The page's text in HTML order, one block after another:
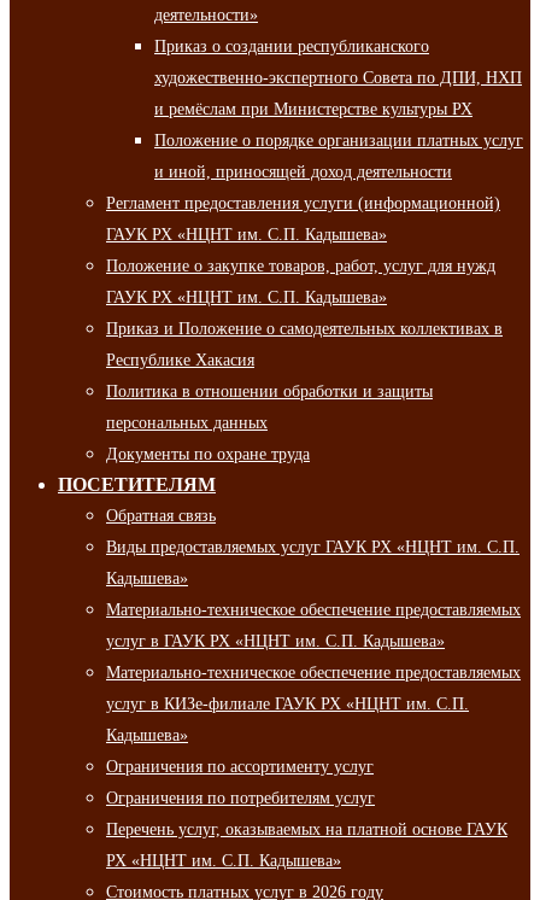
деятельности»
Приказ о создании республиканского
художественно-экспертного Совета по ДПИ, НХП
и ремёслам при Министерстве культуры РХ
Положение о порядке организации платных услуг
и иной, приносящей доход деятельности
Регламент предоставления услуги (информационной)
ГАУК РХ «НЦНТ им. С.П. Кадышева»
Положение о закупке товаров, работ, услуг для нужд
ГАУК РХ «НЦНТ им. С.П. Кадышева»
Приказ и Положение о самодеятельных коллективах в
Республике Хакасия
Политика в отношении обработки и защиты
персональных данных
Документы по охране труда
ПОСЕТИТЕЛЯМ
Обратная связь
Виды предоставляемых услуг ГАУК РХ «НЦНТ им. С.П.
Кадышева»
Материально-техническое обеспечение предоставляемых
услуг в ГАУК РХ «НЦНТ им. С.П. Кадышева»
Материально-техническое обеспечение предоставляемых
услуг в КИЗе-филиале ГАУК РХ «НЦНТ им. С.П.
Кадышева»
Ограничения по ассортименту услуг
Ограничения по потребителям услуг
Перечень услуг, оказываемых на платной основе ГАУК
РХ «НЦНТ им. С.П. Кадышева»
Стоимость платных услуг в 2026 году